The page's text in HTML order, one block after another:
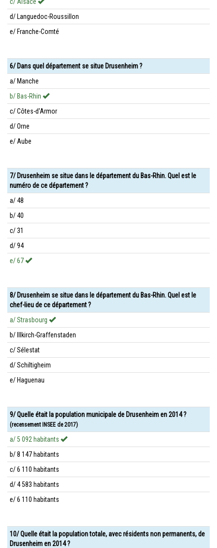
d/ Languedoc-Roussillon
e/ Franche-Comté
6/ Dans quel département se situe Drusenheim ?
a/ Manche
b/ Bas-Rhin
c/ Côtes-d'Armor
d/ Orne
e/ Aube
7/ Drusenheim se situe dans le département du Bas-Rhin. Quel est le
numéro de ce département ?
a/ 48
b/ 40
c/ 31
d/ 94
e/ 67
8/ Drusenheim se situe dans le département du Bas-Rhin. Quel est le
chef-lieu de ce département ?
a/ Strasbourg
b/ Illkirch-Graffenstaden
c/ Sélestat
d/ Schiltigheim
e/ Haguenau
9/ Quelle était la population municipale de Drusenheim en 2014 ?
(recensement INSEE de 2017)
a/ 5 092 habitants
b/ 8 147 habitants
c/ 6 110 habitants
d/ 4 583 habitants
e/ 6 110 habitants
10/ Quelle était la population totale, avec résidents non permanents, de
Drusenheim en 2014 ?